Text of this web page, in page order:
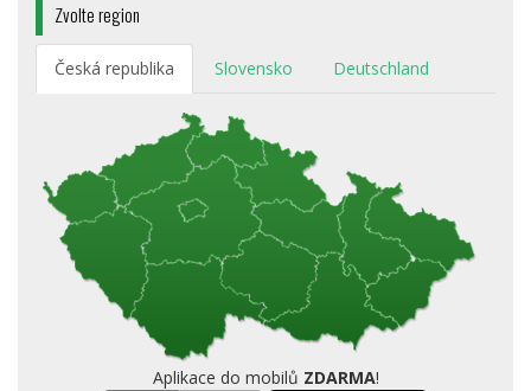
Zvolte region
Česká republika Slovensko Deutschland
Aplikace do mobilů ZDARMA!